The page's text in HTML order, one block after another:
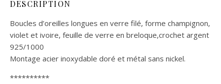
DESCRIPTION
Boucles d’oreilles longues en verre filé, forme champignon,
violet et ivoire, feuille de verre en breloque,crochet argent
925/1000
Montage acier inoxydable doré et métal sans nickel.
**********